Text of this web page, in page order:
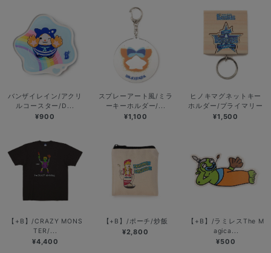
バンザイレイン/アクリ
ルコースター/D...
¥900
スプレーアート風/ミラ
ーキーホルダー/...
¥1,100
ヒノキマグネットキー
ホルダー/プライマリー
¥1,500
【+B】/CRAZY MONS
TER/...
¥4,400
【+B】/ポーチ/炒飯
¥2,800
【+B】/ラミレスThe M
agica...
¥500